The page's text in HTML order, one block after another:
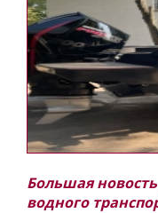
Большая
водного